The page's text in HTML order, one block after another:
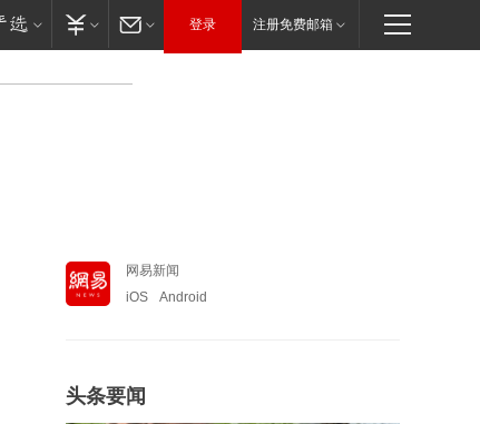
登录 注册免费邮箱
网易新闻
iOS
Android
头条要闻